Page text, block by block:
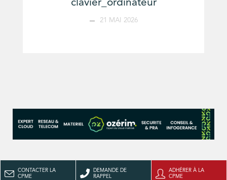
clavier_ordinateur
21 MAI 2026
CONTACTER LA
CPME
DEMANDE DE
RAPPEL
ADHÉRER À LA
CPME